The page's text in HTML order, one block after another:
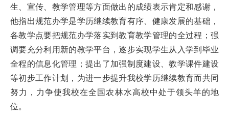
生、宣传、教学管理等方面做出的成绩表示肯定和感谢，
他指出规范办学是学历继续教育有序、健康发展的基础，
各教学点要把规范办学落实到教育教学管理的全过程；强
调要充分利用新的教学平台，逐步实现学生从入学到毕业
全程的信息化管理；提出了加强制度建设、教学课件建设
等初步工作计划，为进一步提升我校学历继续教育而共同
努力，力争使我校在全国农林水高校中处于领头羊的地
位。